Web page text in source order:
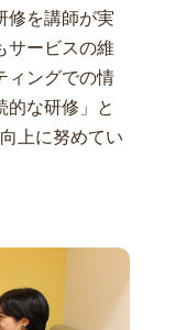
修を講師が実
サービスの維
ィングでの情
的な研修」と
上に努めてい